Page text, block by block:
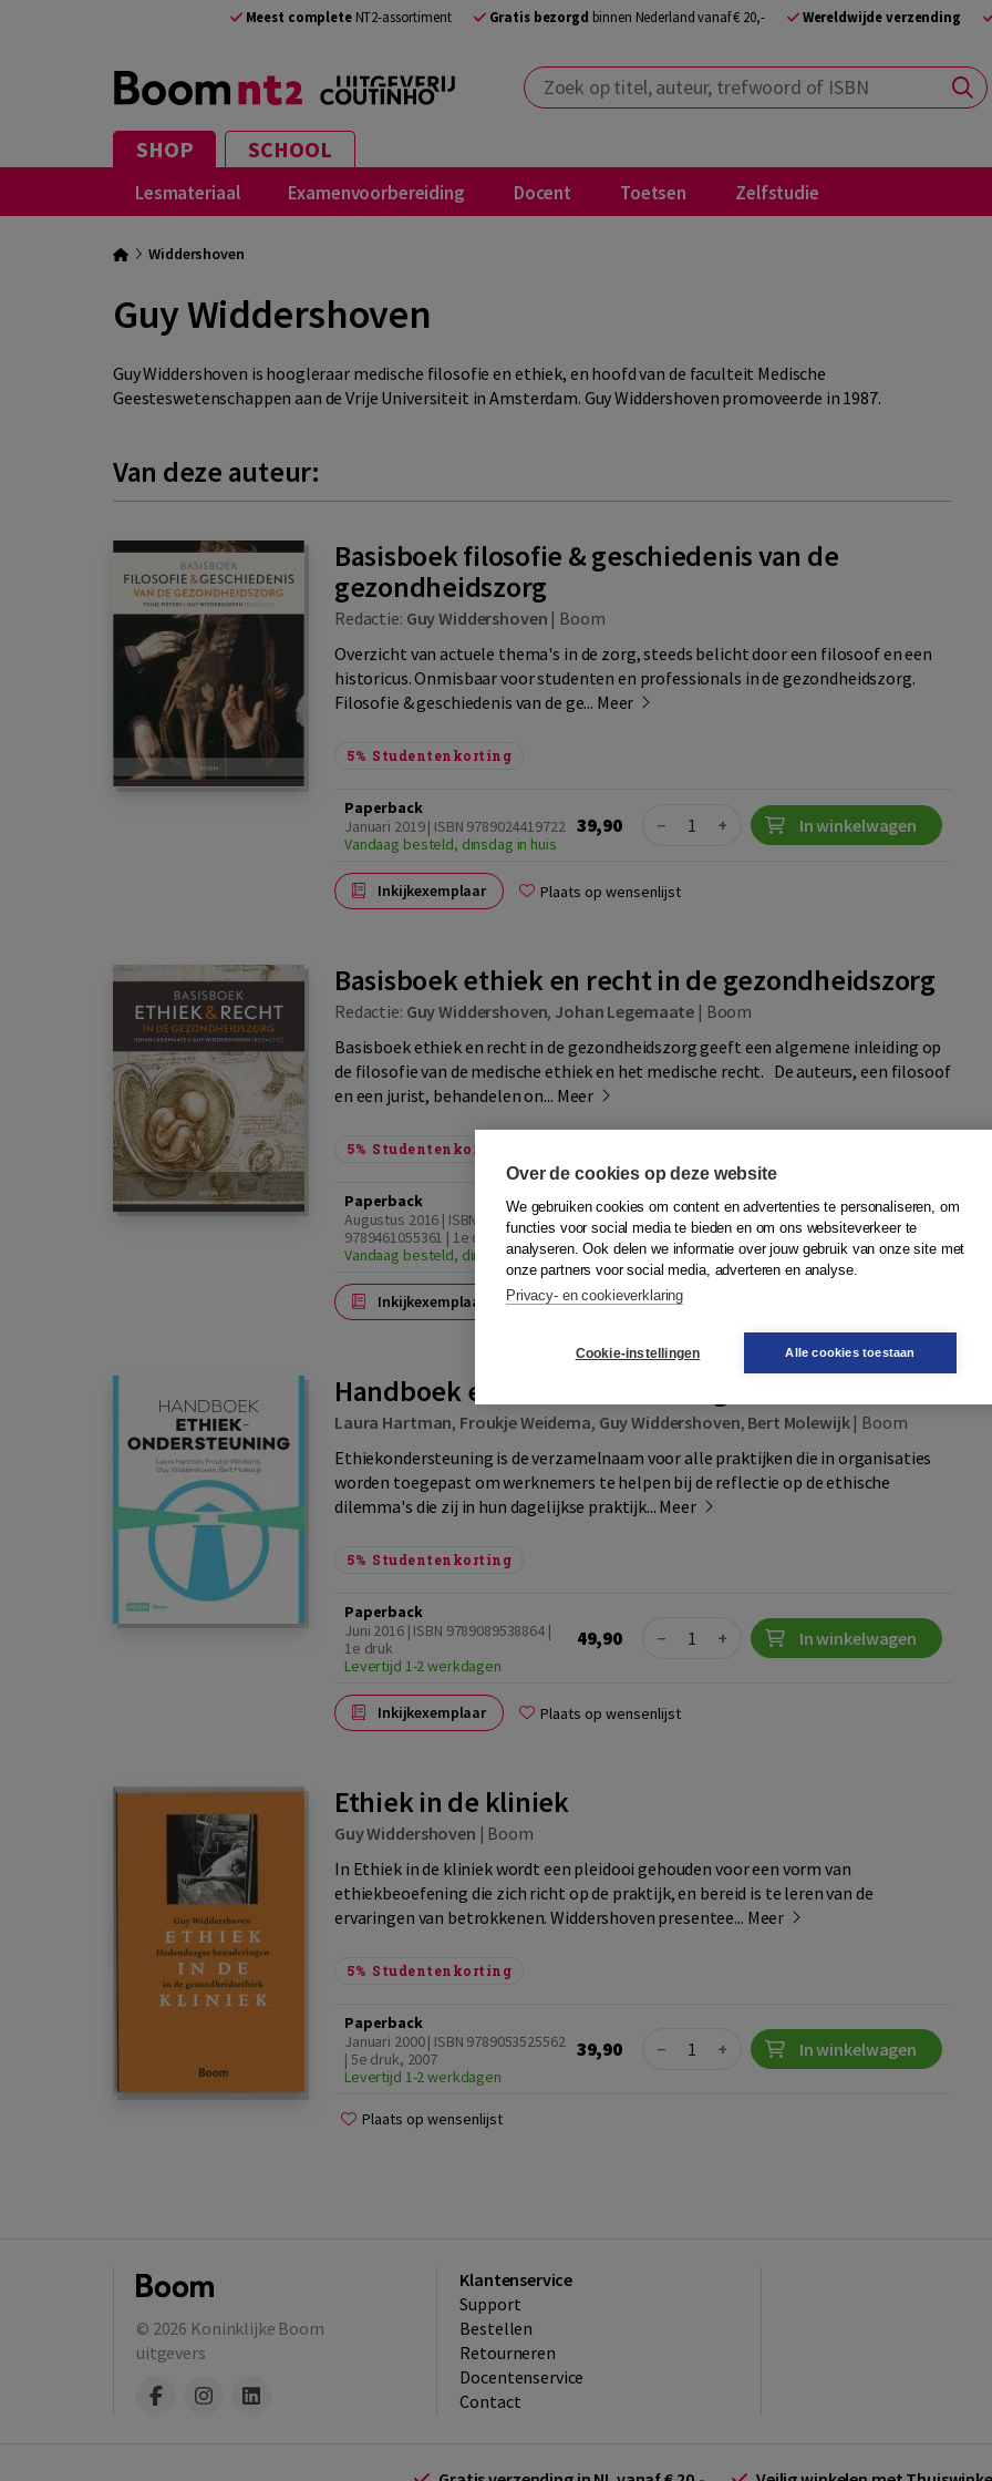
Meest completeNT2-assortiment Gratis bezorgd binnen Nederland vanaf € 20,- Wereldwijde verzending
Zoek op titel, auteur, trefwoord of ISBN
SHOP SCHOOL
Lesmateriaal Examenvoorbereiding Docent Toetsen Zelfstudie
Widdershoven
Guy Widdershoven
Guy Widdershoven is hoogleraar medische filosofie en ethiek, en hoofd van de faculteit Medische
Geesteswetenschappen aan de Vrije Universiteit in Amsterdam. Guy Widdershoven promoveerde in 1987.
Van deze auteur:
Basisboek filosofie & geschiedenis van de
gezondheidszorg
Redactie: Guy Widdershoven | Boom
Overzicht van actuele thema's in de zorg, steeds belicht door een filosoof en een
historicus. Onmisbaar voor studenten en professionals in de gezondheidszorg.
Filosofie & geschiedenis van de ge... Meer
5% Studentenkorting
Paperback
Januari 2019 | ISBN 9789024419722
Vandaag besteld, dinsdag in huis
39,90 Quantity
− + In winkelwagen
Inkijkexemplaar Plaats op wensenlijst
Basisboek ethiek en recht in de gezondheidszorg
Redactie: Guy Widdershoven, Johan Legemaate | Boom
Basisboek ethiek en recht in de gezondheidszorg geeft een algemene inleiding op
de filosofie van de medische ethiek en het medische recht. De auteurs, een filosoof
en een jurist, behandelen on... Meer
5% Studentenkorting
Paperback
Augustus 2016 | ISBN
9789461055361 | 1e druk
Vandaag besteld, dinsdag in huis
49,90 Quantity
− + In winkelwagen
Inkijkexemplaar Plaats op wensenlijst
Handboek ethiekondersteuning
Laura Hartman, Froukje Weidema, Guy Widdershoven, Bert Molewijk| Boom
Ethiekondersteuning is de verzamelnaam voor alle praktijken die in organisaties
worden toegepast om werknemers te helpen bij de reflectie op de ethische
dilemma's die zij in hun dagelijkse praktijk... Meer
5% Studentenkorting
Paperback
Juni 2016 | ISBN 9789089538864 |
1e druk
Levertijd 1-2 werkdagen
49,90 Quantity
− + In winkelwagen
Inkijkexemplaar Plaats op wensenlijst
Ethiek in de kliniek
Guy Widdershoven | Boom
In Ethiek in de kliniek wordt een pleidooi gehouden voor een vorm van
ethiekbeoefening die zich richt op de praktijk, en bereid is te leren van de
ervaringen van betrokkenen. Widdershoven presentee... Meer
5% Studentenkorting
Paperback
Januari 2000 | ISBN 9789053525562
| 5e druk, 2007
Levertijd 1-2 werkdagen
39,90 Quantity
− + In winkelwagen
Plaats op wensenlijst
© 2026 Koninklijke Boom
uitgevers
Klantenservice
Support
Bestellen
​Retourneren
Docentenservice
Contact
Over de cookies op deze website
We gebruiken cookies om content en advertenties te personaliseren, om
functies voor social media te bieden en om ons websiteverkeer te
analyseren. Ook delen we informatie over jouw gebruik van onze site met
onze partners voor social media, adverteren en analyse.
Privacy- en cookieverklaring
Cookie-instellingen Alle cookies toestaan